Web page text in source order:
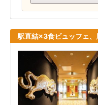
駅直結×3食ビュッフェ